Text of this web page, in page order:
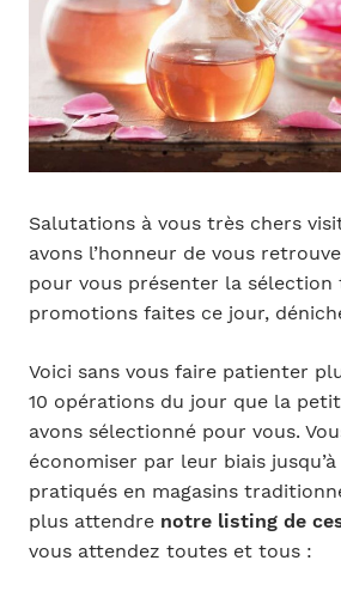
Salutations à vous très chers
avons l’honneur de vous
pour vous présenter la
promotions faites ce jour,
Voici sans vous faire patienter
10 opérations du jour que la
avons sélectionné pour vous.
économiser par leur biais
pratiqués en magasins
plus attendre notre listing de
vous attendez toutes et tous :